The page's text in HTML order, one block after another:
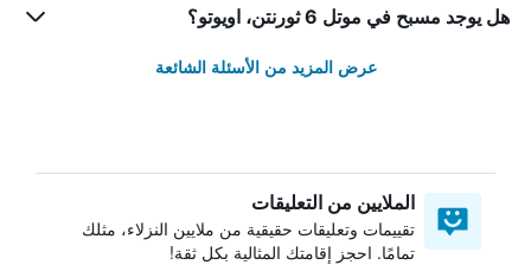
هل يوجد مسبح في موتل 6 ثورنتن، اويوتو؟
عرض المزيد من الأسئلة الشائعة
الملايين من التعليقات
تقييمات وتعليقات حقيقية من ملايين النزلاء، مثلك
تمامًا. احجز إقامتك المثالية بكل ثقة!